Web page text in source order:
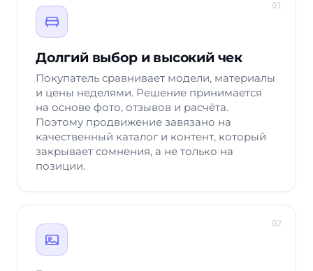
01
Долгий выбор и высокий чек
Покупатель сравнивает модели, материалы
и цены неделями. Решение принимается
на основе фото, отзывов и расчёта.
Поэтому продвижение завязано на
качественный каталог и контент, который
закрывает сомнения, а не только на
позиции.
02